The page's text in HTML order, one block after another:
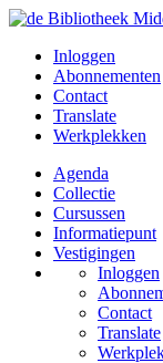
Inloggen
Abonnementen
Contact
Translate
Werkplekken
Agenda
Collectie
Cursussen
Informatiepunt
Vestigingen
Inloggen
Contact
Translate